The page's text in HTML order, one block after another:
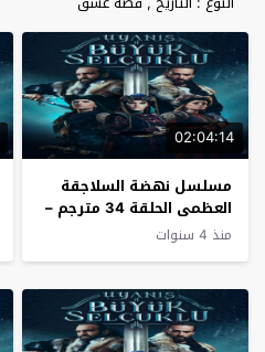
02:04:14
مسلسل نهضة السلاجقة
العظمى الحلقة 34 مترجم –
الاخيرة
منذ 4 سنوات